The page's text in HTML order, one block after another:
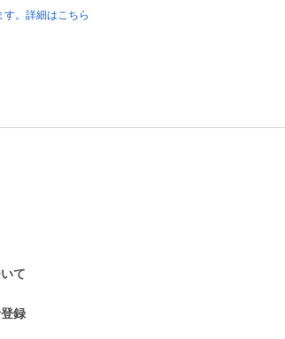
。詳細はこちら
て
録